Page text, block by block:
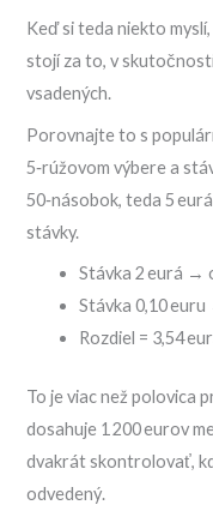
Keď si teda niekto
stojí za to, v
vsadených.
Porovnajte to s
5‑rúžovom výbere a
50‑násobok, teda 5
stávky.
Stávka 2 eurá →
Stávka 0,10
Rozdiel = 3,54
To je viac než polovica
dosahuje 1 200 eurov
dvakrát skontrolovať,
odvedený.